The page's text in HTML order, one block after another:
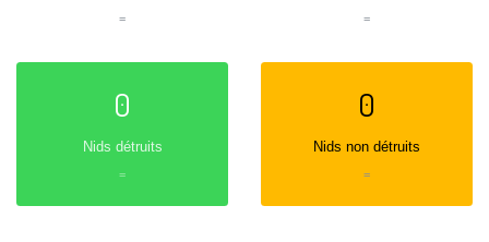
= =
0
Nids détruits
=
0
Nids non détruits
=